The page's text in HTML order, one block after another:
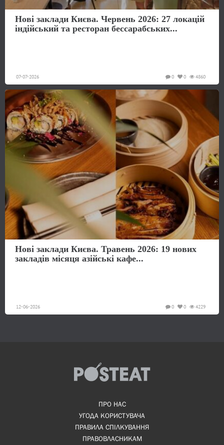
Нові заклади Києва. Червень 2026: 27 локацій
індійський та ресторан бессарабських...
07-07-2026 4860
0
0
Нові заклади Києва. Травень 2026: 19 нових
закладів місяця азійські кафе...
12-06-2026 4229
0
0
ПРО НАС
УГОДА КОРИСТУВАЧА
ПРАВИЛА СПІЛКУВАННЯ
ПРАВОВЛАСНИКАМ